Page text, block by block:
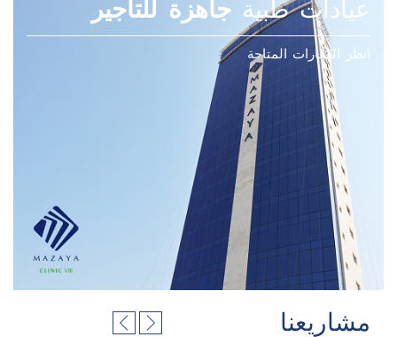
عيادات طبية جاهزة للتأجير
انظر العقارات المتاحة
مشاريعنا